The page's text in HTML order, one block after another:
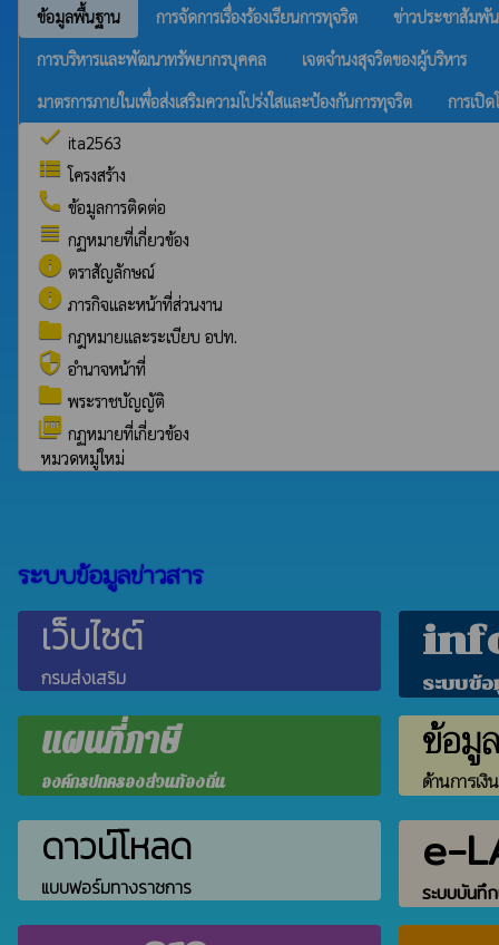
ข้อมูลพื้นฐาน การจัดการเรื่องร้องเรียนการทุจริต
ข่าวประชาสัมพั
การบริหารและพัฒนาทรัพยากรบุคคล
เจตจำนงสุจริตของผู้บริหาร
มาตรการภายในเพื่อส่งเสริมความโปร่งใสและป้องกันการทุจริต
การเปิ
check ita2563
view_list โครงสร้าง
call ข้อมูลการติดต่อ
view_headline กฏหมายที่เกี่ยวข้อง
info ตราสัญลักษณ์
info ภารกิจและหน้าที่ส่วนงาน
folder กฎหมายและระเบียบ อปท.
security อำนาจหน้าที่
folder พระราชบัญญัติ
picture_as_pdf กฏหมายที่เกี่ยวข้อง
หมวดหมู่ใหม่
ระบบข้อมูลข่าวสาร
เว็บไซต์
กรมส่งเสริม ระบบข้
แผนที่ภาษี
องค์กรปกครองส่วนท้องถิ่น
ข้อมูล
ด้านการเ
ดาวน์โหลด
แบบฟอร์มทางราชการ
e-
ระบบบัน